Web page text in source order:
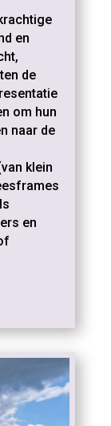
en
de
om hun
naar de
klein
en